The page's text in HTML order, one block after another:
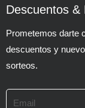
Descuentos &
Prometemos darte
descuentos y
sorteos.